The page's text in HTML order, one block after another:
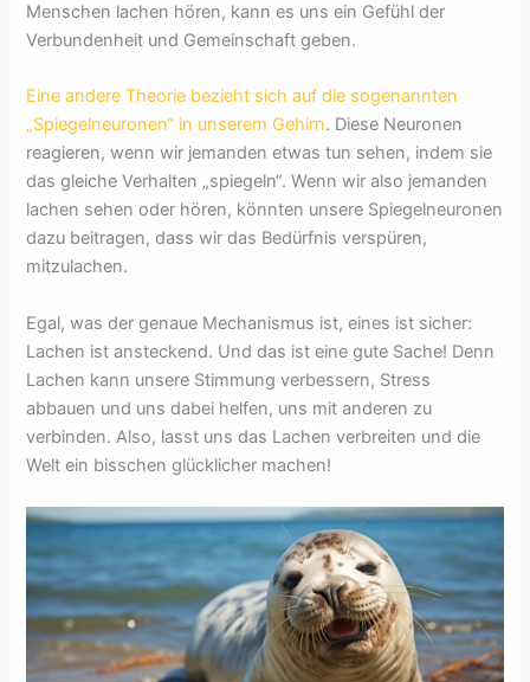
Menschen lachen hören, kann es uns ein Gefühl der
Verbundenheit und Gemeinschaft geben.
Eine andere Theorie bezieht sich auf die sogenannten
„Spiegelneuronen“ in unserem Gehirn. Diese Neuronen
reagieren, wenn wir jemanden etwas tun sehen, indem sie
das gleiche Verhalten „spiegeln“. Wenn wir also jemanden
lachen sehen oder hören, könnten unsere Spiegelneuronen
dazu beitragen, dass wir das Bedürfnis verspüren,
mitzulachen.
Egal, was der genaue Mechanismus ist, eines ist sicher:
Lachen ist ansteckend. Und das ist eine gute Sache! Denn
Lachen kann unsere Stimmung verbessern, Stress
abbauen und uns dabei helfen, uns mit anderen zu
verbinden. Also, lasst uns das Lachen verbreiten und die
Welt ein bisschen glücklicher machen!